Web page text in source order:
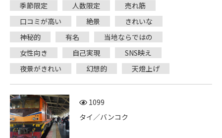
季節限定
人数限定
売れ筋
口コミが高い
絶景
きれいな
神秘的
有名
当地ならではの
女性向き
自己実現
SNS映え
夜景がきれい
幻想的 天燈上げ
1099
タイ／バンコク